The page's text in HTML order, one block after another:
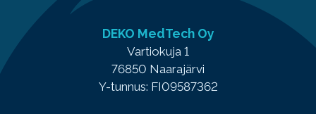
DEKO MedTech Oy
Vartiokuja 1
76850 Naarajärvi
Y-tunnus: FI09587362